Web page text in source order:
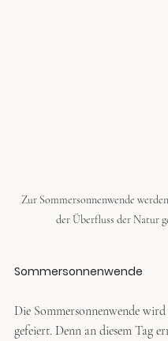
Zur Sommersonnenwende
der Überfluss der Natur
Sommersonnenwende
Die Sommersonnenwende wird
gefeiert. Denn an diesem Tag